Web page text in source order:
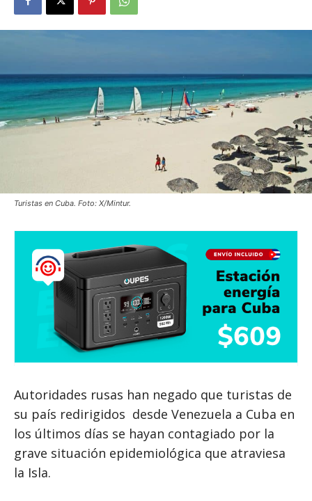
Turistas en Cuba. Foto: X/Mintur.
Autoridades rusas han negado que turistas de
su país redirigidos desde Venezuela a Cuba en
los últimos días se hayan contagiado por la
grave situación epidemiológica que atraviesa
la Isla.